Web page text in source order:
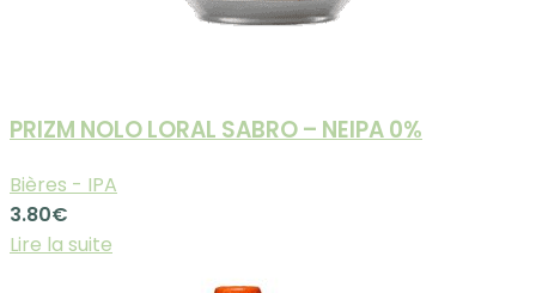
PRIZM NOLO LORAL SABRO – NEIPA 0%
Bières - IPA
3.80€
Lire la suite